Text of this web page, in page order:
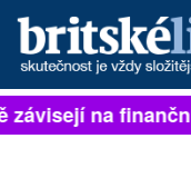
PŘIHLÁSIT
na